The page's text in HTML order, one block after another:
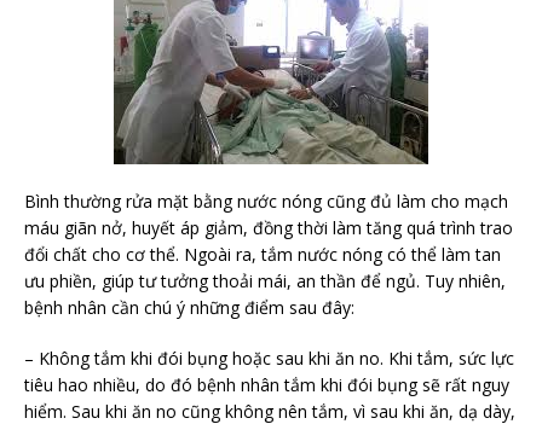
Bình thường rửa mặt bằng nước nóng cũng đủ làm cho mạch
máu giãn nở, huyết áp giảm, đồng thời làm tăng quá trình trao
đổi chất cho cơ thể. Ngoài ra, tắm nước nóng có thể làm tan
ưu phiền, giúp tư tưởng thoải mái, an thần để ngủ. Tuy nhiên,
bệnh nhân cần chú ý những điểm sau đây:
– Không tắm khi đói bụng hoặc sau khi ăn no. Khi tắm, sức lực
tiêu hao nhiều, do đó bệnh nhân tắm khi đói bụng sẽ rất nguy
hiểm. Sau khi ăn no cũng không nên tắm, vì sau khi ăn, dạ dày,